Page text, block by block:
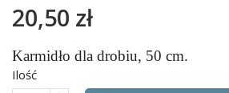
20,50 zł
Karmidło dla drobiu, 50 cm.
Ilość